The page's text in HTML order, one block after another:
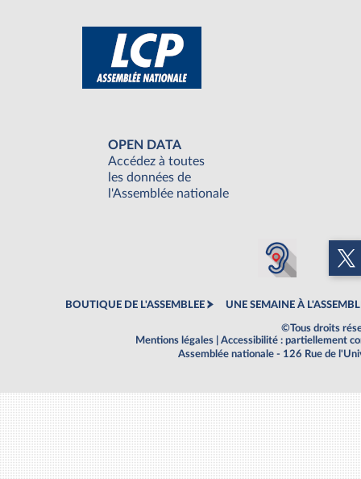
OPEN DATA
Accédez à toutes
les données de
l'Assemblée nationale
BOUTIQUE DE L'ASSEMBLEE UNE SEMAINE À
©Tous droits
Mentions légales
Accessibilité : partiellement
Assemblée nationale - 126 Rue de